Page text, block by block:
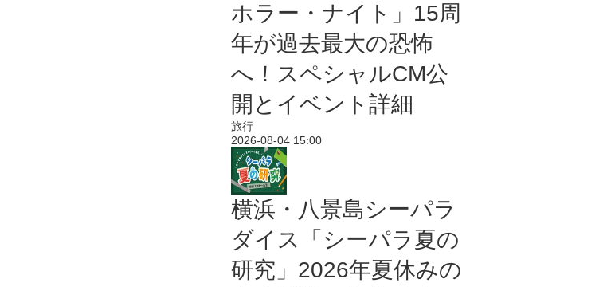
ホラー・ナイト」15周
年が過去最大の恐怖
へ！スペシャルCM公
開とイベント詳細
旅行
2026-08-04 15:00
横浜・八景島シーパラ
ダイス「シーパラ夏の
研究」2026年夏休みの